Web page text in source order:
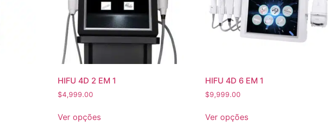
HIFU 4D 2 EM 1
$4,999.00
Ver opções
HIFU 4D 6 EM 1
$9,999.00
Ver opções